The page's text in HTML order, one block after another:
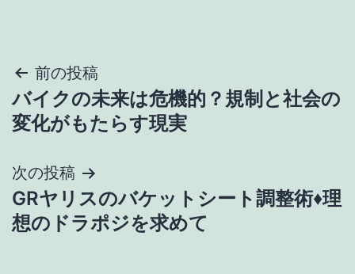
投
稿
ビ
ゲ
前の投稿
バイクの未来は危機的？規制と社会の
変化がもたらす現実
次の投稿
GRヤリスのバケットシート調整術♦理
想のドラポジを求めて